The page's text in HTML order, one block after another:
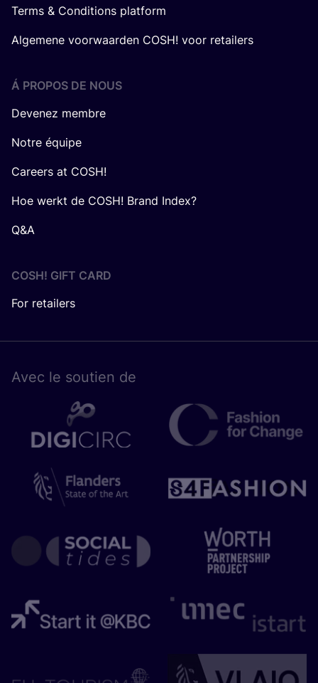
Terms & Conditions platform
Algemene voorwaarden COSH! voor retailers
Á PROPOS DE NOUS
Devenez membre
Notre équipe
Careers at COSH!
Hoe werkt de COSH! Brand Index?
Q&A
COSH! GIFT CARD
For retailers
Avec le sou­tien de